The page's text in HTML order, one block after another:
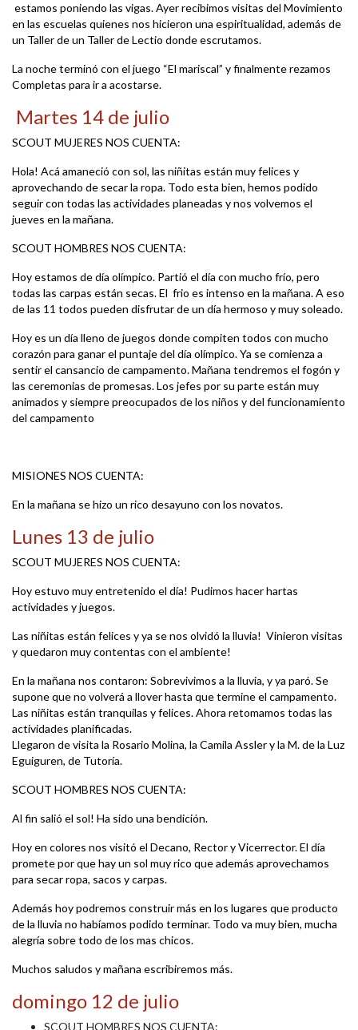
estamos poniendo las vigas. Ayer recibimos visitas del Movimiento
en las escuelas quienes nos hicieron una espiritualidad, además de
un Taller de un Taller de Lectio donde escrutamos.
La noche terminó con el juego “El mariscal” y finalmente rezamos
Completas para ir a acostarse.
Martes 14 de julio
SCOUT MUJERES NOS CUENTA:
Hola! Acá amaneció con sol, las niñitas están muy felices y
aprovechando de secar la ropa. Todo esta bien, hemos podido
seguir con todas las actividades planeadas y nos volvemos el
jueves en la mañana.
SCOUT HOMBRES NOS CUENTA:
Hoy estamos de día olímpico. Partió el día con mucho frío, pero
todas las carpas están secas. El frio es intenso en la mañana. A eso
de las 11 todos pueden disfrutar de un día hermoso y muy soleado.
Hoy es un día lleno de juegos donde compiten todos con mucho
corazón para ganar el puntaje del día olímpico. Ya se comienza a
sentir el cansancio de campamento. Mañana tendremos el fogón y
las ceremonias de promesas. Los jefes por su parte están muy
animados y siempre preocupados de los niños y del funcionamiento
del campamento
MISIONES NOS CUENTA:
En la mañana se hizo un rico desayuno con los novatos.
Lunes 13 de julio
SCOUT MUJERES NOS CUENTA:
Hoy estuvo muy entretenido el día! Pudimos hacer hartas
actividades y juegos.
Las niñitas están felices y ya se nos olvidó la lluvia! Vinieron visitas
y quedaron muy contentas con el ambiente!
En la mañana nos contaron: Sobrevivimos a la lluvia, y ya paró. Se
supone que no volverá a llover hasta que termine el campamento.
Las niñitas están tranquilas y felices. Ahora retomamos todas las
actividades planificadas.
Llegaron de visita la Rosario Molina, la Camila Assler y la M. de la Luz
Eguiguren, de Tutoría.
SCOUT HOMBRES NOS CUENTA:
Al fin salió el sol! Ha sido una bendición.
Hoy en colores nos visitó el Decano, Rector y Vicerrector. El día
promete por que hay un sol muy rico que además aprovechamos
para secar ropa, sacos y carpas.
Además hoy podremos construir más en los lugares que producto
de la lluvia no habíamos podido terminar. Todo va muy bien, mucha
alegría sobre todo de los mas chicos.
Muchos saludos y mañana escribiremos más.
domingo 12 de julio
SCOUT HOMBRES NOS CUENTA: